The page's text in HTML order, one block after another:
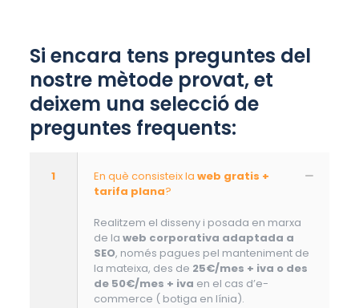
Si encara tens preguntes del
nostre mètode provat, et
deixem una selecció de
preguntes frequents:
1 En què consisteix la web gratis +
tarifa plana?
Realitzem el disseny i posada en marxa
de la web corporativa adaptada a
SEO, només pagues pel manteniment de
la mateixa, des de 25€/mes + iva o des
de 50€/mes + iva en el cas d’e-
commerce ( botiga en línia).